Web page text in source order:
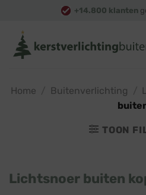
content
+14.800 klanten
Home Buitenverlichting
TOON
Lichtsnoer buiten